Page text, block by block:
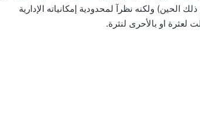
ولكنه نظرآ لمحدودية إمكانياته الإدارية
لعثرة او بالأحرى لنثرة.